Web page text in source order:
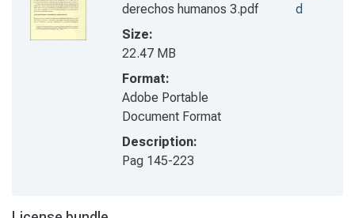
derechos humanos 3.pdf
Size:
22.47 MB
Format:
Adobe Portable
Document Format
Description:
Pag 145-223
d